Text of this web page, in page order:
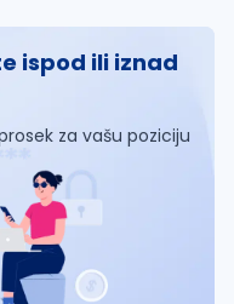
ispod ili iznad
za vašu poziciju